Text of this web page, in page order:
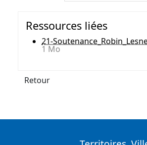
Ressources liées
21-
1 Mo
Retour